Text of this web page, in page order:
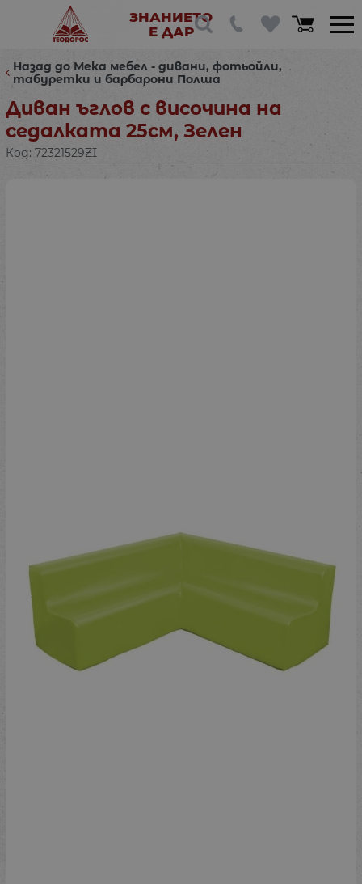
ЗНАНИЕТО
Е ДАР
Назад до Мека мебел - дивани, фотьойли,
табуретки и барбарони Полша
Диван ъглов с височина на
седалката 25см, Зелен
Код: 72321529ZI